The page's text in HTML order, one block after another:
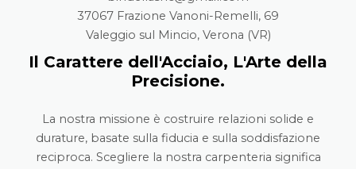
37067 Frazione Vanoni-Remelli, 69
Valeggio sul Mincio, Verona (VR)
Il Carattere dell'Acciaio, L'Arte della
Precisione.
La nostra missione è costruire relazioni solide e
durature, basate sulla fiducia e sulla soddisfazione
reciproca. Scegliere la nostra carpenteria significa